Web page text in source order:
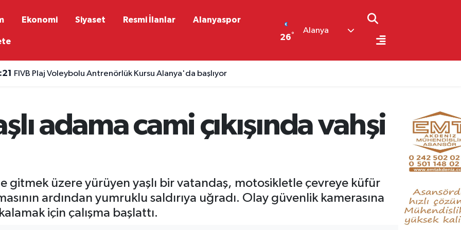
Ekonomi Siyaset Resmi İlanlar Alanyaspor
26°
Alanya
FIVB Plaj Voleybolu Antrenörlük Kursu Alanya'da başlıyor
adama cami çıkışında vahşi
gitmek üzere yürüyen yaşlı bir vatandaş, motosikletle çevreye küfür
ardından yumruklu saldırıya uğradı. Olay güvenlik kamerasına
için çalışma başlattı.